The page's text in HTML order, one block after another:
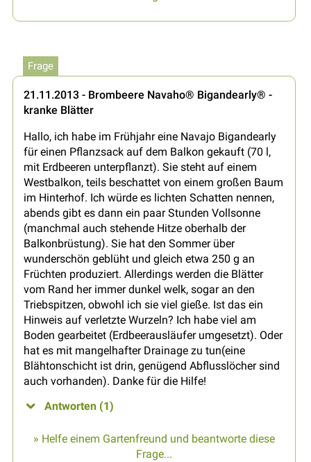
Frage
21.11.2013 - Brombeere Navaho® Bigandearly® -
kranke Blätter
Hallo, ich habe im Frühjahr eine Navajo Bigandearly
für einen Pflanzsack auf dem Balkon gekauft (70 l,
mit Erdbeeren unterpflanzt). Sie steht auf einem
Westbalkon, teils beschattet von einem großen Baum
im Hinterhof. Ich würde es lichten Schatten nennen,
abends gibt es dann ein paar Stunden Vollsonne
(manchmal auch stehende Hitze oberhalb der
Balkonbrüstung). Sie hat den Sommer über
wunderschön geblüht und gleich etwa 250 g an
Früchten produziert. Allerdings werden die Blätter
vom Rand her immer dunkel welk, sogar an den
Triebspitzen, obwohl ich sie viel gieße. Ist das ein
Hinweis auf verletzte Wurzeln? Ich habe viel am
Boden gearbeitet (Erdbeerausläufer umgesetzt). Oder
hat es mit mangelhafter Drainage zu tun(eine
Blähtonschicht ist drin, genügend Abflusslöcher sind
auch vorhanden). Danke für die Hilfe!
Antworten (1)
» Helfe einem Gartenfreund und beantworte diese
Frage...